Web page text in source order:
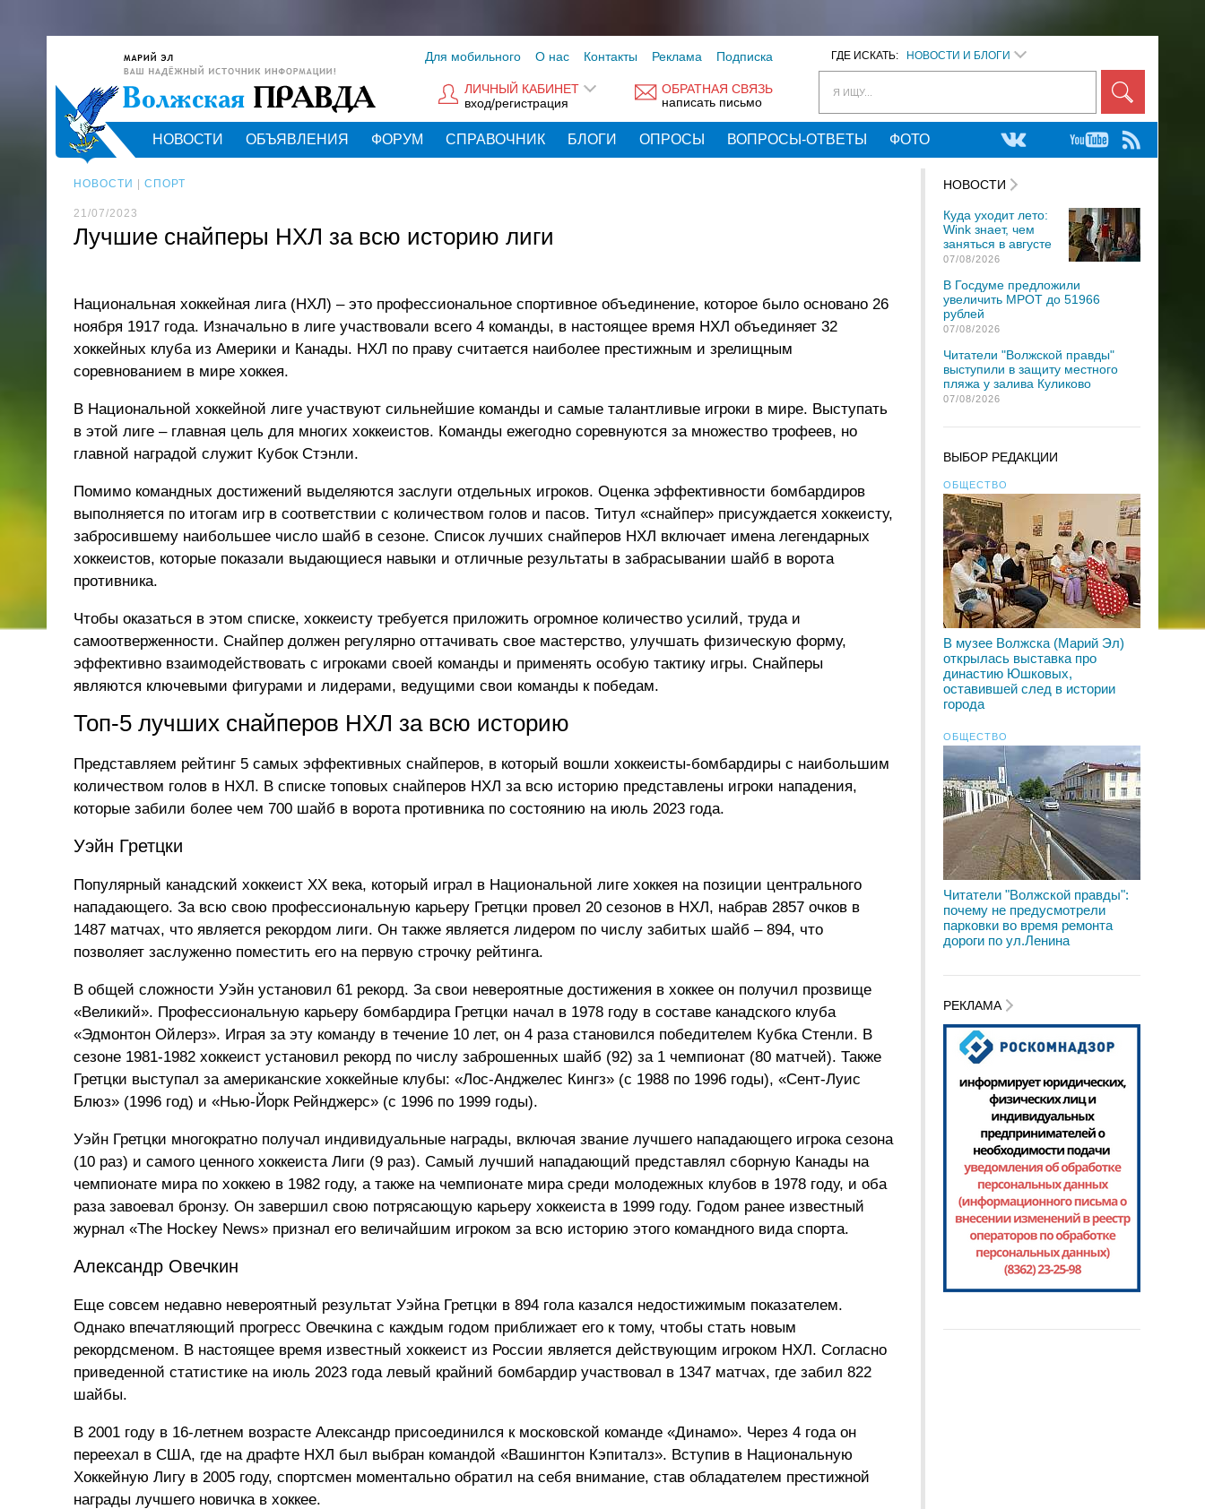
ГДЕ ИСКАТЬ: НОВОСТИ И БЛОГИ
Я ИЩУ...
Для мобильного О нас Контакты Реклама Подписка
ОБРАТНАЯ СВЯЗЬ
написать письмо
ЛИЧНЫЙ КАБИНЕТ
вход/регистрация
НОВОСТИ ОБЪЯВЛЕНИЯ ФОРУМ СПРАВОЧНИК БЛОГИ ОПРОСЫ ВОПРОСЫ-ОТВЕТЫ ФОТО
НОВОСТИ СПОРТ
21/07/2023
Лучшие снайперы НХЛ за всю историю лиги
Национальная хоккейная лига (НХЛ) – это профессиональное спортивное объединение, которое было основано 26
ноября 1917 года. Изначально в лиге участвовали всего 4 команды, в настоящее время НХЛ объединяет 32
хоккейных клуба из Америки и Канады. НХЛ по праву считается наиболее престижным и зрелищным
соревнованием в мире хоккея.
В Национальной хоккейной лиге участвуют сильнейшие команды и самые талантливые игроки в мире. Выступать
в этой лиге – главная цель для многих хоккеистов. Команды ежегодно соревнуются за множество трофеев, но
главной наградой служит Кубок Стэнли.
Помимо командных достижений выделяются заслуги отдельных игроков. Оценка эффективности бомбардиров
выполняется по итогам игр в соответствии с количеством голов и пасов. Титул «снайпер» присуждается хоккеисту,
забросившему наибольшее число шайб в сезоне. Список лучших снайперов НХЛ включает имена легендарных
хоккеистов, которые показали выдающиеся навыки и отличные результаты в забрасывании шайб в ворота
противника.
Чтобы оказаться в этом списке, хоккеисту требуется приложить огромное количество усилий, труда и
самоотверженности. Снайпер должен регулярно оттачивать свое мастерство, улучшать физическую форму,
эффективно взаимодействовать с игроками своей команды и применять особую тактику игры. Снайперы
являются ключевыми фигурами и лидерами, ведущими свои команды к победам.
Топ-5 лучших снайперов НХЛ за всю историю
Представляем рейтинг 5 самых эффективных снайперов, в который вошли хоккеисты-бомбардиры с наибольшим
количеством голов в НХЛ. В списке топовых снайперов НХЛ за всю историю представлены игроки нападения,
которые забили более чем 700 шайб в ворота противника по состоянию на июль 2023 года.
Уэйн Гретцки
Популярный канадский хоккеист XX века, который играл в Национальной лиге хоккея на позиции центрального
нападающего. За всю свою профессиональную карьеру Гретцки провел 20 сезонов в НХЛ, набрав 2857 очков в
1487 матчах, что является рекордом лиги. Он также является лидером по числу забитых шайб – 894, что
позволяет заслуженно поместить его на первую строчку рейтинга.
В общей сложности Уэйн установил 61 рекорд. За свои невероятные достижения в хоккее он получил прозвище
«Великий». Профессиональную карьеру бомбардира Гретцки начал в 1978 году в составе канадского клуба
«Эдмонтон Ойлерз». Играя за эту команду в течение 10 лет, он 4 раза становился победителем Кубка Стенли. В
сезоне 1981-1982 хоккеист установил рекорд по числу заброшенных шайб (92) за 1 чемпионат (80 матчей). Также
Гретцки выступал за американские хоккейные клубы: «Лос-Анджелес Кингз» (с 1988 по 1996 годы), «Сент-Луис
Блюз» (1996 год) и «Нью-Йорк Рейнджерс» (с 1996 по 1999 годы).
Уэйн Гретцки многократно получал индивидуальные награды, включая звание лучшего нападающего игрока сезона
(10 раз) и самого ценного хоккеиста Лиги (9 раз). Самый лучший нападающий представлял сборную Канады на
чемпионате мира по хоккею в 1982 году, а также на чемпионате мира среди молодежных клубов в 1978 году, и оба
раза завоевал бронзу. Он завершил свою потрясающую карьеру хоккеиста в 1999 году. Годом ранее известный
журнал «The Hockey News» признал его величайшим игроком за всю историю этого командного вида спорта.
Александр Овечкин
Еще совсем недавно невероятный результат Уэйна Гретцки в 894 гола казался недостижимым показателем.
Однако впечатляющий прогресс Овечкина с каждым годом приближает его к тому, чтобы стать новым
рекордсменом. В настоящее время известный хоккеист из России является действующим игроком НХЛ. Согласно
приведенной статистике на июль 2023 года левый крайний бомбардир участвовал в 1347 матчах, где забил 822
шайбы.
В 2001 году в 16-летнем возрасте Александр присоединился к московской команде «Динамо». Через 4 года он
переехал в США, где на драфте НХЛ был выбран командой «Вашингтон Кэпиталз». Вступив в Национальную
Хоккейную Лигу в 2005 году, спортсмен моментально обратил на себя внимание, став обладателем престижной
награды лучшего новичка в хоккее.
НОВОСТИ
Куда уходит лето:
Wink знает, чем
заняться в августе
07/08/2026
В Госдуме предложили
увеличить МРОТ до 51966
рублей
07/08/2026
Читатели "Волжской правды"
выступили в защиту местного
пляжа у залива Куликово
07/08/2026
ВЫБОР РЕДАКЦИИ
ОБЩЕСТВО
В музее Волжска (Марий Эл)
открылась выставка про
династию Юшковых,
оставившей след в истории
города
ОБЩЕСТВО
Читатели "Волжской правды":
почему не предусмотрели
парковки во время ремонта
дороги по ул.Ленина
РЕКЛАМА